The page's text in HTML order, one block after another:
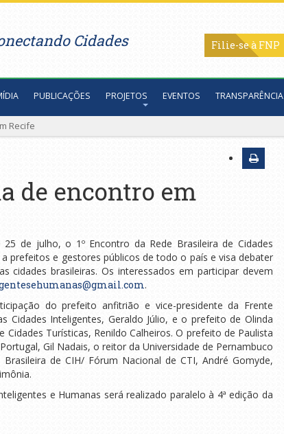
Cidades Filie-se
PUBLICAÇÕES PROJETOS EVENTOS TRANSPARÊNCIA
Recife
de encontro em
de julho, o 1º Encontro da Rede Brasileira de Cidades
prefeitos e gestores públicos de todo o país e visa debater
cidades brasileiras. Os interessados em participar devem
.
do prefeito anfitrião e vice-presidente da Frente
Cidades Inteligentes, Geraldo Júlio, e o prefeito de Olinda
Cidades Turísticas, Renildo Calheiros. O prefeito de Paulista
Gil Nadais, o reitor da Universidade de Pernambuco
de CIH/ Fórum Nacional de CTI, André Gomyde,
e Humanas será realizado paralelo à 4ª edição da